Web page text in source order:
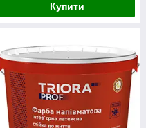
Купити